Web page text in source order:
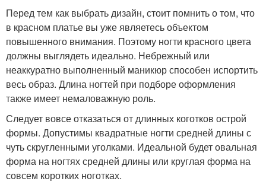
Перед тем как выбрать дизайн, стоит помнить о том, что
в красном платье вы уже являетесь объектом
повышенного внимания. Поэтому ногти красного цвета
должны выглядеть идеально. Небрежный или
неаккуратно выполненный маникюр способен испортить
весь образ. Длина ногтей при подборе оформления
также имеет немаловажную роль.
Следует вовсе отказаться от длинных коготков острой
формы. Допустимы квадратные ногти средней длины с
чуть скругленными уголками. Идеальной будет овальная
форма на ногтях средней длины или круглая форма на
совсем коротких ноготках.